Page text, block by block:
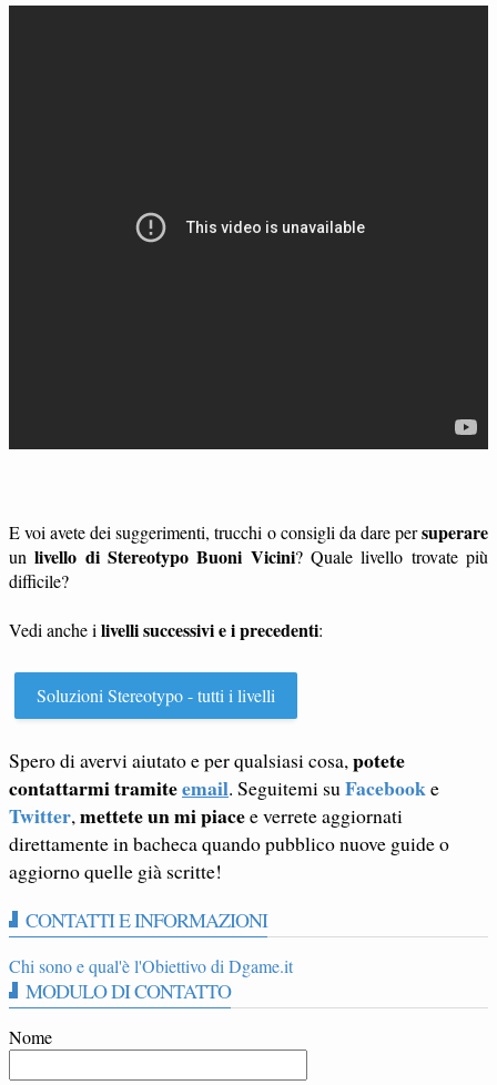
E voi avete dei suggerimenti, trucchi o consigli da dare persuperare
unlivello di Stereotypo Buoni Vicini? Quale livello trovate più
difficile?
Vedi anche i livelli successivi e i precedenti:
Soluzioni Stereotypo - tutti i livelli
Spero di avervi aiutato e per qualsiasi cosa,potete
contattarmi tramiteemail. Seguitemi suFacebooke
Twitter,mettete un mi piacee verrete aggiornati
direttamente in bacheca quando pubblico nuove guide o
aggiorno quelle già scritte!
CONTATTI E INFORMAZIONI
Chi sono e qual'è l'Obiettivo di Dgame.it
MODULO DI CONTATTO
Nome